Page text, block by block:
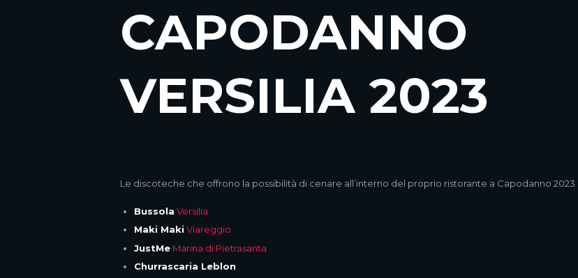
CAPODANNO
VERSILIA 2023
Le discoteche che offrono la possibilità di cenare all’interno del proprio ristorante a Capodanno 2023
Bussola Versilia
Maki Maki Viareggio
JustMeMarina di Pietrasanta
Churrascaria Leblon